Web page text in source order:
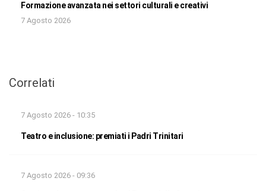
Formazione avanzata nei settori culturali e creativi
7 Agosto 2026
Correlati
7 Agosto 2026 - 10:35
Teatro e inclusione: premiati i Padri Trinitari
7 Agosto 2026 - 09:36